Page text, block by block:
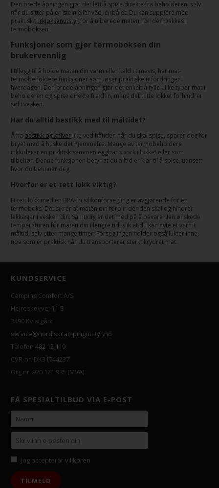
Den brede åpningen gjør det lett å spise direkte fra beholderen, selv
når du sitter på en stein eller ved leirbålet. Du kan supplere med
praktiskturkjøkkenutstyrfor å tilberede maten, før den pakkes i
termoboksen.
Funksjoner som gjør termoboksen din
brukervennlig
I tillegg til å holde maten din varm eller kald i timevis, har mat-
termobeholdere funksjoner som løser praktiske utfordringer i
hverdagen. Den brede åpningen gjør det enkelt å fylle ulike typer mat i
beholderen og spise direkte fra den, mens det tette lokket forhindrer
søl i vesken.
Har du alltid bestikk med til måltidet?
Å ha bestikk og kniver like ved hånden når du skal spise, sparer deg for
bryet med å huske det hjemmefra. Mange av termobeholdere
inkluderer en praktisk sammenleggbar spork i lokket eller som
tilbehør. Denne funksjonen betyr at du alltid er klar til å spise, uansett
hvor du befinner deg.
Hvorfor er et tett lokk viktig?
Et tett lokk med en BPA-fri silikonforsegling er avgjørende for en
termoboks. Det sikrer at maten din forblir der den skal og hindrer
lekkasjer i vesken din. Samtidig er det med på å bevare den ønskede
temperaturen for maten din i lengre tid, slik at du kan nyte et varmt
måltid, selv etter mange timer. Forseglingen holder også lukter inne,
noe som er praktisk når du transporterer sterkt krydret mat.
KUNDSERVICE
Camping Comfort A/S
Hejreskovvej 11-B
3490 Kvistgård
service@nordiskcampingutstyr.no
Telefon482 12 119
CVR-nr. DK31744237
Org.nr. 920 121 985 (MVA)
FÅ SPESIALTILBUD VIA E-POST
Jag accepterarvillkoren